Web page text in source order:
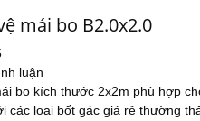
mái bo B2.0x2.0
luận
bo kích thước 2x2m phù hợp
các loại bốt gác giá rẻ thường